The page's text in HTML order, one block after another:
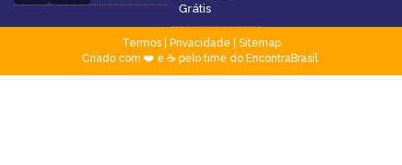
Grátis
Termos| Privacidade
Sitemap
Criado com ❤️ e ☕ pelo time do EncontraBrasil